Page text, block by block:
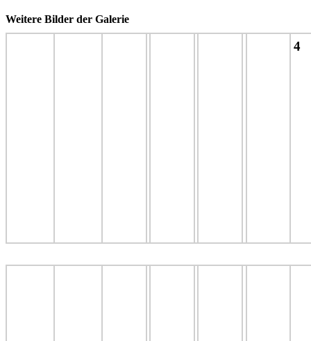
Weitere Bilder der Galerie
4